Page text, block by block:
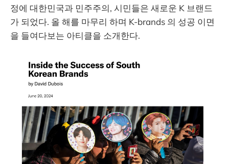
정에 대한민국과 민주주의, 시민들은 새로운 K 브랜드
가 되었다. 올 해를 마무리 하며 K-brands 의 성공 이면
을 들여다보는 아티클을 소개한다.